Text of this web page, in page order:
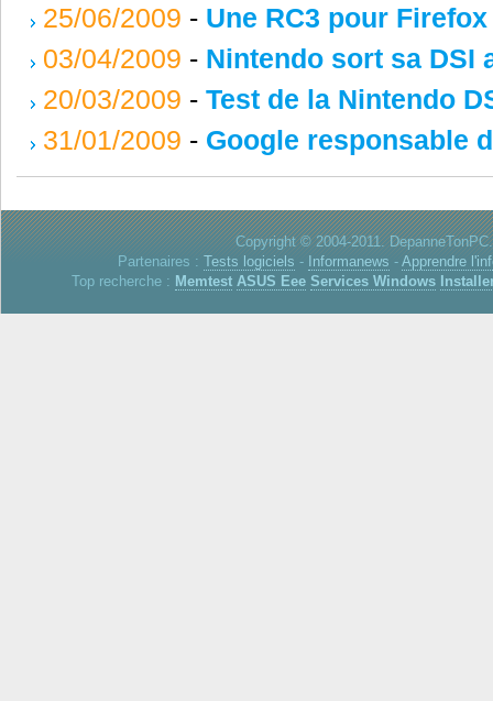
25/06/2009 - Une RC3 pour Firefox
03/04/2009 - Nintendo sort sa DSI
20/03/2009 - Test de la Nintendo
31/01/2009 - Google responsable
Copyright © 2004-2011.
Partenaires : Tests logiciels - Informanews - Apprendre
Top recherche : Memtest ASUS Eee Services Windows